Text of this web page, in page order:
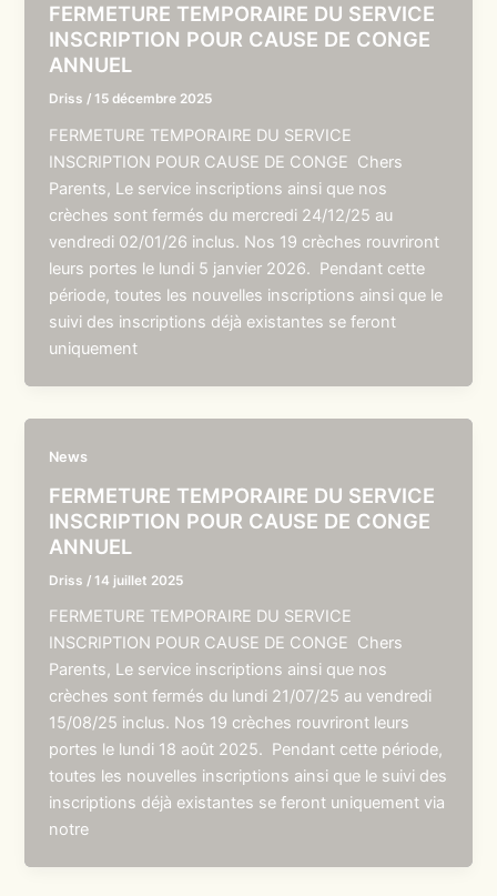
FERMETURE TEMPORAIRE DU SERVICE
INSCRIPTION POUR CAUSE DE CONGE
ANNUEL
Driss /15 décembre 2025
FERMETURE TEMPORAIRE DU SERVICE
INSCRIPTION POUR CAUSE DE CONGE Chers
Parents, Le service inscriptions ainsi que nos
crèches sont fermés du mercredi 24/12/25 au
vendredi 02/01/26 inclus. Nos 19 crèches rouvriront
leurs portes le lundi 5 janvier 2026. Pendant cette
période, toutes les nouvelles inscriptions ainsi que le
suivi des inscriptions déjà existantes se feront
uniquement
News
FERMETURE TEMPORAIRE DU SERVICE
INSCRIPTION POUR CAUSE DE CONGE
ANNUEL
Driss /14 juillet 2025
FERMETURE TEMPORAIRE DU SERVICE
INSCRIPTION POUR CAUSE DE CONGE Chers
Parents, Le service inscriptions ainsi que nos
crèches sont fermés du lundi 21/07/25 au vendredi
15/08/25 inclus. Nos 19 crèches rouvriront leurs
portes le lundi 18 août 2025. Pendant cette période,
toutes les nouvelles inscriptions ainsi que le suivi des
inscriptions déjà existantes se feront uniquement via
notre